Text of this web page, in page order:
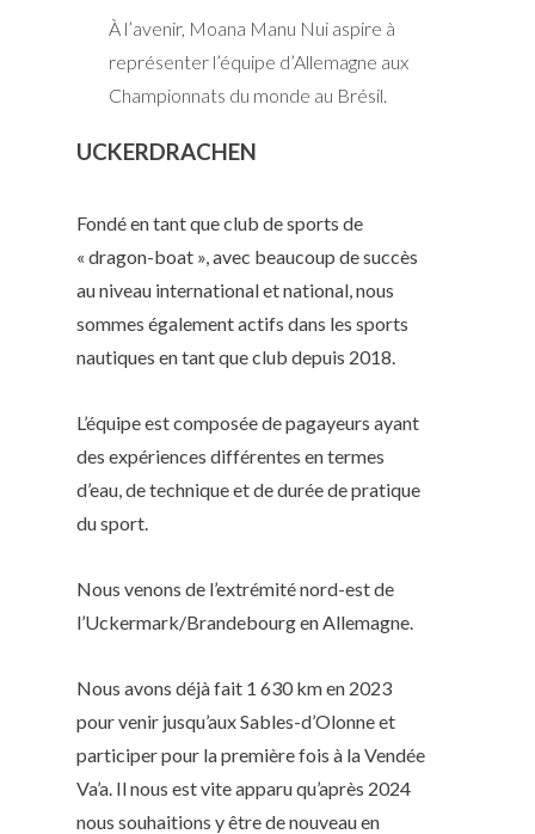
À l’avenir, Moana Manu Nui aspire à
représenter l’équipe d’Allemagne aux
Championnats du monde au Brésil.
UCKERDRACHEN
Fondé en tant que club de sports de
« dragon-boat », avec beaucoup de succès
au niveau international et national, nous
sommes également actifs dans les sports
nautiques en tant que club depuis 2018.
L’équipe est composée de pagayeurs ayant
des expériences différentes en termes
d’eau, de technique et de durée de pratique
du sport.
Nous venons de l’extrémité nord-est de
l’Uckermark/Brandebourg en Allemagne.
Nous avons déjà fait 1 630 km en 2023
pour venir jusqu’aux Sables-d’Olonne et
participer pour la première fois à la Vendée
Va’a. Il nous est vite apparu qu’après 2024
nous souhaitions y être de nouveau en